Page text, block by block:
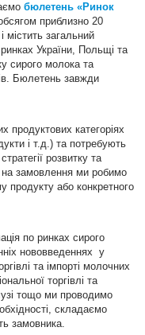
бюлетень «Ринок
приблизно 20
містить загальний
України, Польщі та
сирого молока та
Бюлетень завжди
продуктових категоріях
і т.д.) та потребують
розвитку та
на замовлення ми робимо
продукту або конкретного
по ринках сирого
нововведеннях у
та імпорті молочних
торгівлі та
тощо ми проводимо
складаємо
замовника.